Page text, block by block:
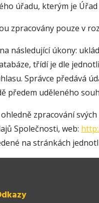
úřadu, kterým je
zpracovány pouze v
následující úkony:
třídí je dle
Správce předává
předem uděleného
zpracování
Společnosti, web:
na stránkách